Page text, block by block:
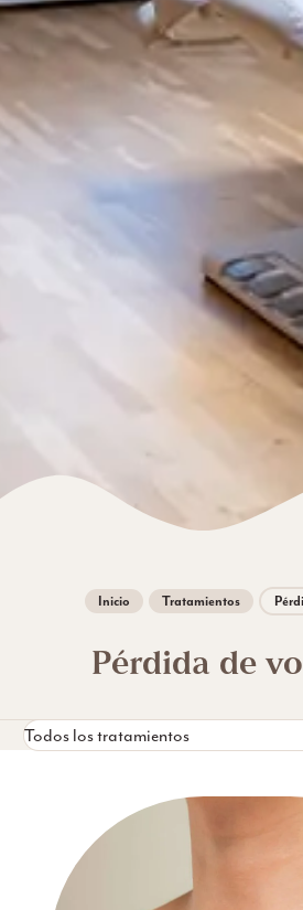
Inicio Tratamientos
Pérdida de
Todos los tratamientos